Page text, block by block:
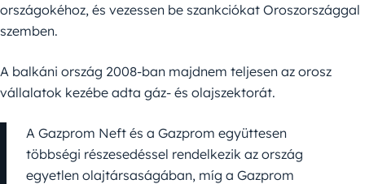
országokéhoz, és vezessen be szankciókat Oroszországgal
szemben.
A balkáni ország 2008-ban majdnem teljesen az orosz
vállalatok kezébe adta gáz- és olajszektorát.
A Gazprom Neft és a Gazprom együttesen
többségi részesedéssel rendelkezik az ország
egyetlen olajtársaságában, míg a Gazprom